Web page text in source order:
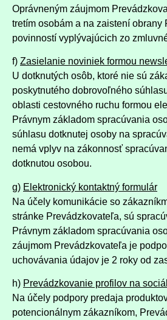
Oprávneným záujmom
tretím osobám a na zaistení
povinností vyplývajúcich zo
f) Zasielanie noviniek formou
U dotknutých osôb, ktoré nie sú
poskytnutého dobrovoľného
oblasti cestovného ruchu formou
Právnym základom spracúvania
súhlasu dotknutej osoby na
nemá vplyv na zákonnosť
dotknutou osobou.
g) Elektronický kontaktný formulár
Na účely komunikácie so
stránke Prevádzkovateľa, sú
Právnym základom spracúvania
záujmom Prevádzkovateľa je
uchovávania údajov je 2 roky od
h) Prevádzkovanie profilov na
Na účely podpory predaja
potencionálnym zákazníkom,